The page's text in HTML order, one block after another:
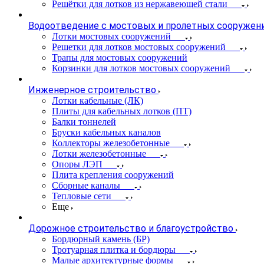
Решётки для лотков из нержавеющей стали
Водоотведение с мостовых и пролетных
Лотки мостовых сооружений
Решетки для лотков мостовых сооружений
Трапы для мостовых сооружений
Корзинки для лотков мостовых сооружений
Инженерное строительство
Лотки кабельные (ЛК)
Плиты для кабельных лотков (ПТ)
Балки тоннелей
Бруски кабельных каналов
Коллекторы железобетонные
Лотки железобетонные
Опоры ЛЭП
Плита крепления сооружений
Сборные каналы
Тепловые сети
Еще
Дорожное строительство и благоустройство
Бордюрный камень (БР)
Тротуарная плитка и бордюры
Малые архитектурные формы